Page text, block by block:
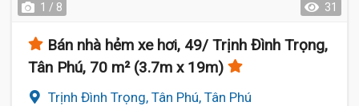
1 / 8 31
Bán nhà hẻm xe hơi, 49/ Trịnh Đình Trọng,
Tân Phú, 70 m² (3.7m x 19m)
Trịnh Đình Trọng, Tân Phú, Tân Phú